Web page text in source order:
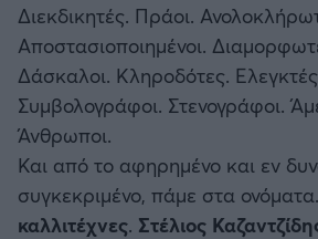
Άρσεναλ
Γιουβέντους
Μίλαν
Ίντερ
Διεκδικητές. Πράοι.
Αποστασιοποιημένοι.
Δάσκαλοι. Κληροδότες.
Συμβολογράφοι. Στενογράφοι.
Άνθρωποι.
Και από το αφηρημένο και εν
συγκεκριμένο, πάμε στα
καλλιτέχνες. Στέλιος